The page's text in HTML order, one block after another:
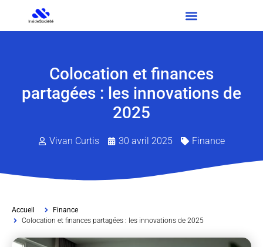
Colocation et finances
partagées : les innovations de
2025
Vivan Curtis 30 avril 2025 Finance
Accueil
Finance
Colocation et finances partagées : les innovations de 2025